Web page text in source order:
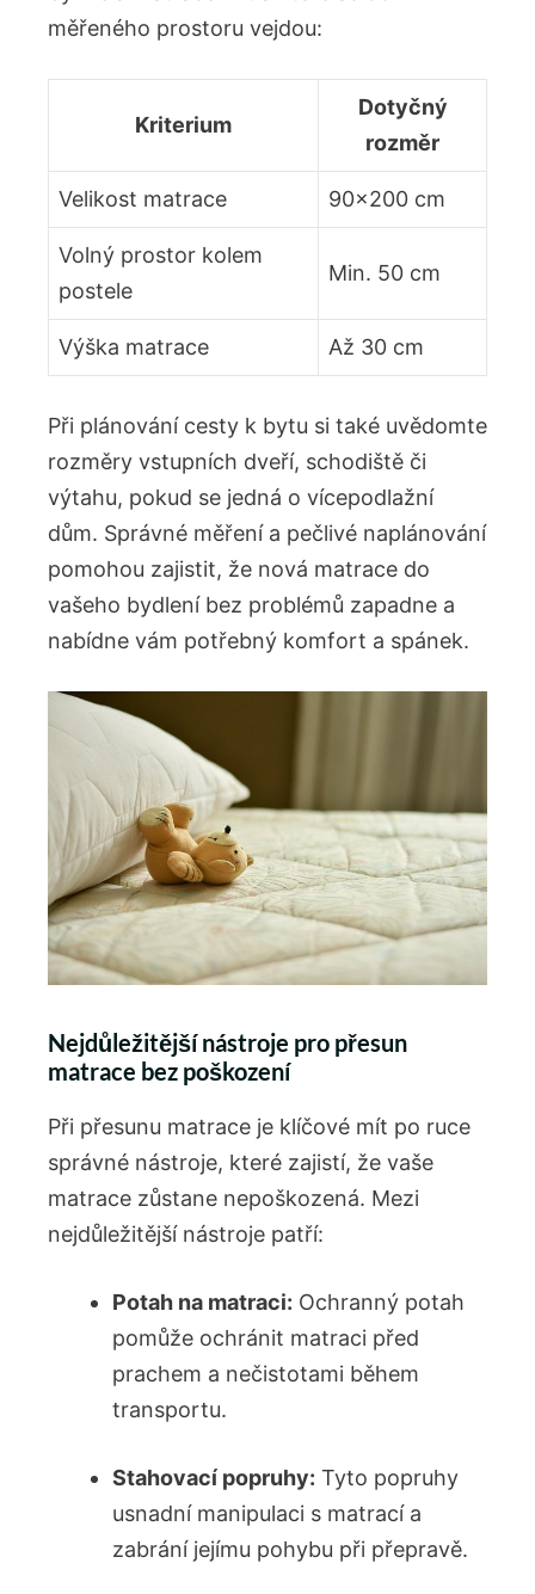
měřeného prostoru vejdou:
Kriterium
Dotyčný
rozměr
Velikost matrace 90×200 cm
Volný prostor kolem
postele
Min. 50 cm
Výška matrace Až 30 cm
Při plánování cesty k bytu si také uvědomte
rozměry vstupních dveří, schodiště či
výtahu, pokud se jedná o vícepodlažní
dům. Správné měření a pečlivé naplánování
pomohou zajistit, že nová matrace do
vašeho bydlení bez problémů zapadne a
nabídne vám potřebný komfort a spánek.
Nejdůležitější nástroje pro přesun
matrace bez poškození
Při přesunu matrace je klíčové mít po ruce
správné nástroje, které zajistí, že vaše
matrace zůstane nepoškozená. Mezi
nejdůležitější nástroje patří:
Potah na matraci: Ochranný potah
pomůže ochránit matraci před
prachem a nečistotami během
transportu.
Stahovací popruhy: Tyto popruhy
usnadní manipulaci s matrací a
zabrání jejímu pohybu při přepravě.